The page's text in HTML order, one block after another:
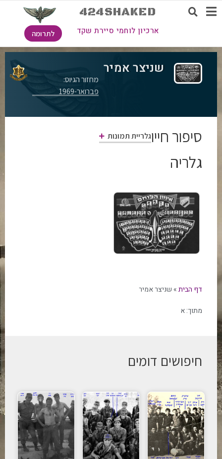
424SHAKED
ארכיון לוחמי סיירת שקד לתרומה
שניצר אמיר
מחזור הגיוס:
פברואר-1969
סיפור חייוגלריית תמונות
גלריה
דף הבית» שניצר אמיר
מתוך:א
חיפושים דומים